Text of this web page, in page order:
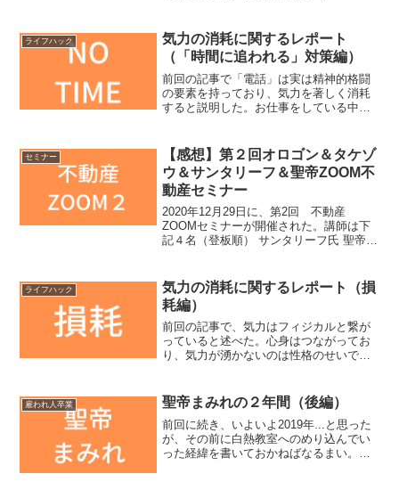
た頃からのお知り合いだという、なっち
ーさんがゲスト。なっ...
ライフハック
気力の消耗に関するレポート
（「時間に追われる」対策編）
前回の記事で「電話」は実は精神的格闘
の要素を持っており、気力を著しく消耗
すると説明した。お仕事をしている中
は体験の中から気がつき、研究を始め
た。これらが多かった日は精神...
セミナー
【感想】第２回オロゴン＆タケゾ
ウ＆サンタリーフ＆聖帝ZOOM不
動産セミナー
2020年12月29日に、第2回 不動産
ZOOMセミナーが開催された。講師は下
記４名（登板順） サンタリーフ氏 聖帝サ
（Youtubeで視聴可能）。購入は2021年
1...
ライフハック
気力の消耗に関するレポート（損
耗編）
前回の記事で、気力はフィジカルと繋が
っていると述べた。心身はつながってお
り、気力が湧かないのは性格のせいでは
なのだ。仕事における気力の損耗前回の
記事の通り、まず生きてい...
雇われ人卒業 聖帝まみれの２年間（後編）
前回に続き、いよいよ2019年...と思った
が、その前に白熱教室へのめり込んでい
った経緯を書いておかねばなるまい。ま